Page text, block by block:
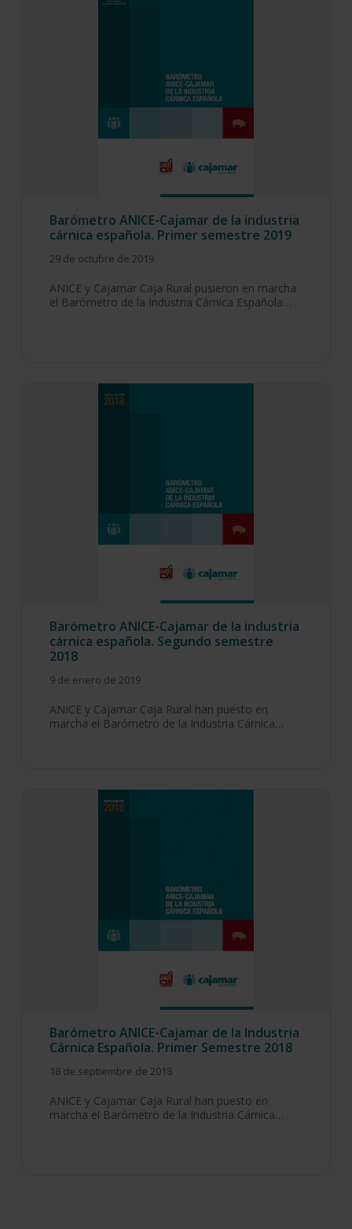
Barómetro ANICE-Cajamar de la industria
cárnica española. Primer semestre 2019
29 de octubre de 2019
ANICE y Cajamar Caja Rural pusieron en marcha
el Barómetro de la Industria Cárnica Española…
Barómetro ANICE-Cajamar de la industria
cárnica española. Segundo semestre
2018
9 de enero de 2019
ANICE y Cajamar Caja Rural han puesto en
marcha el Barómetro de la Industria Cárnica…
Barómetro ANICE-Cajamar de la Industria
Cárnica Española. Primer Semestre 2018
18 de septiembre de 2018
ANICE y Cajamar Caja Rural han puesto en
marcha el Barómetro de la Industria Cárnica…